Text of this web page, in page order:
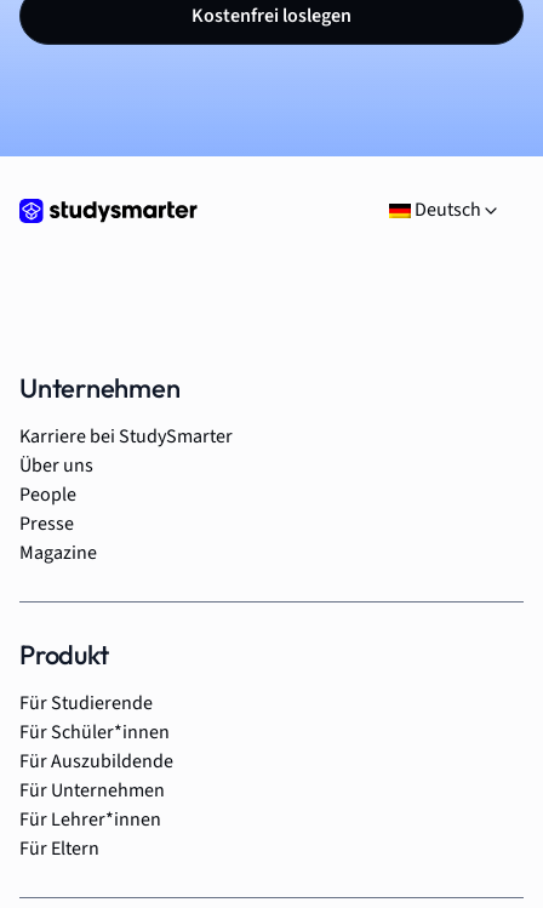
Kostenfrei loslegen
Deutsch
Unternehmen
Karriere bei StudySmarter
Über uns
People
Presse
Magazine
Produkt
Für Studierende
Für Schüler*innen
Für Auszubildende
Für Unternehmen
Für Lehrer*innen
Für Eltern